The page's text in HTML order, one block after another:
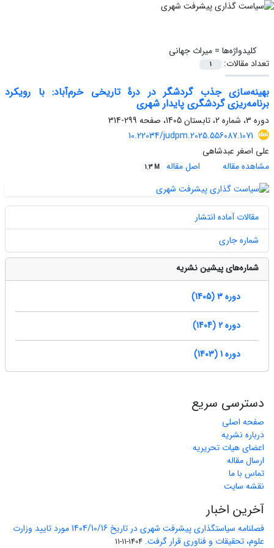
کلیدواژه‌ها =میراث جهانی
تعداد مقالات:
1
بهینه‌سازی جذب گردشگر در درۀ تاریخی خرم‌آباد: با رویکرد
برنامه‌ریزی گردشگری پایدار شهری
دوره 3، شماره 2، تابستان 1405، صفحه
299-314
10.22034/judpm.2025.556087.1071
علی اصغر عبدشاهی
مشاهده مقاله
اصل مقاله 1.3 M
مقالات آماده انتشار
شماره جاری
شماره‌های پیشین نشریه
دوره 3 (1405)
دوره 2 (1404)
دوره 1 (1403)
دسترسی سریع
صفحه اصلی
درباره نشریه
اعضای هیات تحریریه
ارسال مقاله
تماس با ما
نقشه سایت
آخرین اخبار
فصلنامه سیاستگذاری پیشرفت شهری در تاریخ 1404/10/16 مورد تایید وزارت
علوم، تحقیقات و فناوری قرار گرفت. 1404-11-11